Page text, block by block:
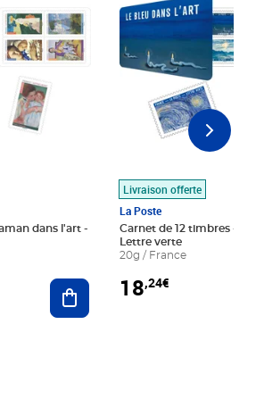
dans l'art -
Ajouter au panier
Livraison offerte
La Poste
Carnet de 12 timbres - Le
Lettre verte
20g / France
18,24€